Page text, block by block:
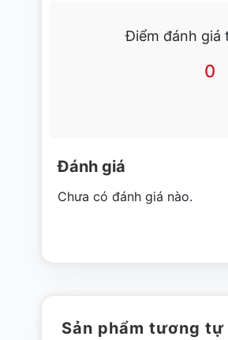
Công nghệ sấy kính hiện đại
sử dụng có thể dễ dàng
Máy nén khí được nhập
nguyên chất nhờ đó sản
tưởng mỗi cách nhanh chóng
Nhiệt độ -22°C đến -18°C
Điểm đánh giá
0
Đánh giá
Chưa có đánh giá nào.
Sản phẩm tương tự